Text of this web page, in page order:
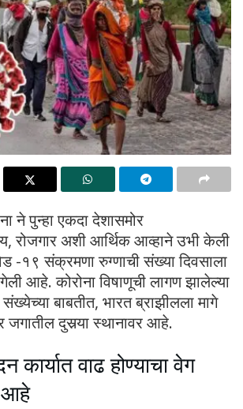
ने पुन्हा एकदा देशासमोर
रोजगार अशी आर्थिक आव्हाने उभी केली
-१९ संक्रमणा रुग्णाची संख्या दिवसाला
आहे. कोरोना विषाणूची लागण झालेल्या
बाबतीत, भारत ब्राझीलला मागे
दुसर्‍या स्थानावर आहे.
कार्यात वाढ होण्याचा वेग
आहे